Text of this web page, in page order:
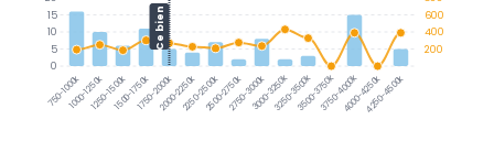
750-1000k1000-1250k1250-1500k1500-1750k1750-2000k2000-2250k2250-2500k2500-2750k2750-3000k3000-3250k3250-3500k3500-3750k3750-4000k4000-4250k4250-4500k
Ce bien
600
400
200
15
10
5
0